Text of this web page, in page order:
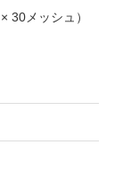
30メッシュ）